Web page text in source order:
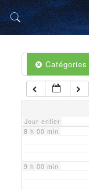
Catégories
Jour entier
5 h 00 min
6 h 00 min
7 h 00 min
8 h 00 min
9 h 00 min